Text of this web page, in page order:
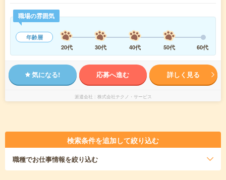
職場の雰囲気
年齢層
20代
30代 40代 50代 60代
気になる! 応募へ進む 詳しく見る
派遣会社 株式会社テクノ・サービス
検索条件を追加して絞り込む
職種でお仕事情報を絞り込む